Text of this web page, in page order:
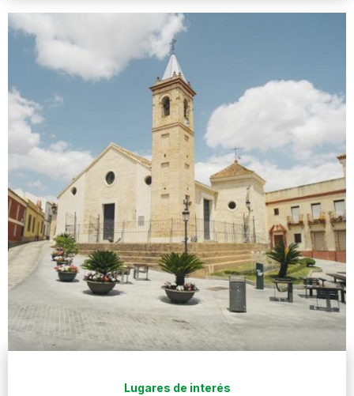
Lugares de interés